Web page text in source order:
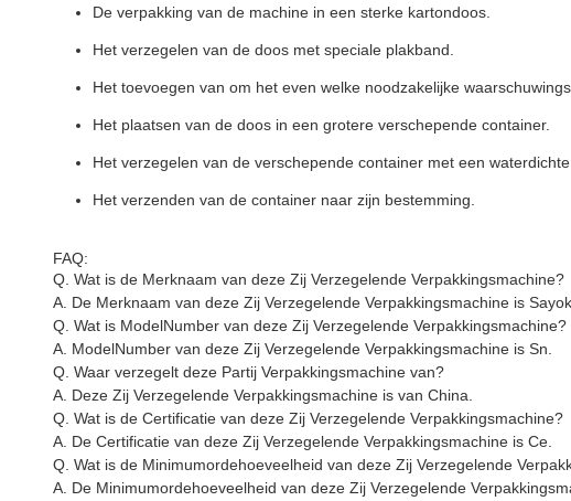
De verpakking van de machine in een sterke kartondoos.
Het verzegelen van de doos met speciale plakband.
Het toevoegen van om het even welke noodzakelijke
Het plaatsen van de doos in een grotere verschepende container.
Het verzegelen van de verschepende container met een waterdichte
Het verzenden van de container naar zijn bestemming.
FAQ:
Q. Wat is de Merknaam van deze Zij Verzegelende Verpakkingsmachine?
A. De Merknaam van deze Zij Verzegelende Verpakkingsmachine is Sayok.
Q. Wat is ModelNumber van deze Zij Verzegelende Verpakkingsmachine?
A. ModelNumber van deze Zij Verzegelende Verpakkingsmachine is Sn.
Q. Waar verzegelt deze Partij Verpakkingsmachine van?
A. Deze Zij Verzegelende Verpakkingsmachine is van China.
Q. Wat is de Certificatie van deze Zij Verzegelende Verpakkingsmachine?
A. De Certificatie van deze Zij Verzegelende Verpakkingsmachine is Ce.
Q. Wat is de Minimumordehoeveelheid van deze Zij Verzegelende
A. De Minimumordehoeveelheid van deze Zij Verzegelende